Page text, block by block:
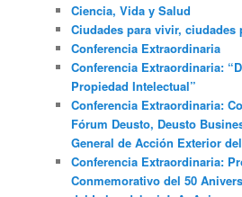
Ciencia, Vida y Salud
Ciudades para vivir, ciudades
Conferencia Extraordinaria
Conferencia Extraordinaria:
Propiedad Intelectual”
Conferencia Extraordinaria:
Fórum Deusto, Deusto
General de Acción Exterior
Conferencia Extraordinaria:
Conmemorativo del 50